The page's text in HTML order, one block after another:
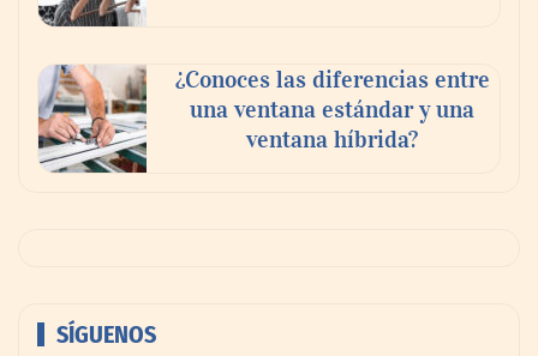
¿Conoces las diferencias entre
una ventana estándar y una
ventana híbrida?
SÍGUENOS